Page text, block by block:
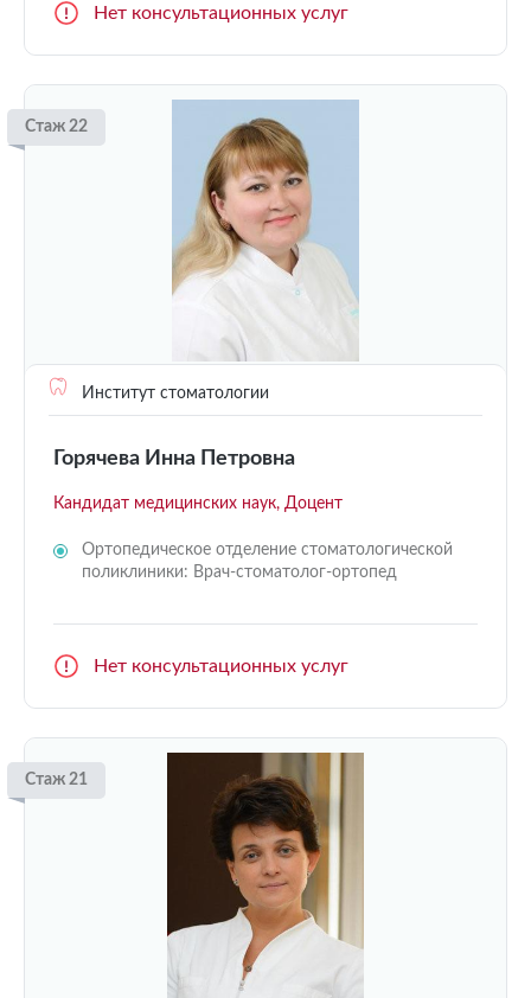
Нет консультационных услуг
Стаж 22
Институт стоматологии
Горячева Инна Петровна
Кандидат медицинских наук, Доцент
Ортопедическое отделение стоматологической
поликлиники: Врач-стоматолог-ортопед
Нет консультационных услуг
Стаж 21